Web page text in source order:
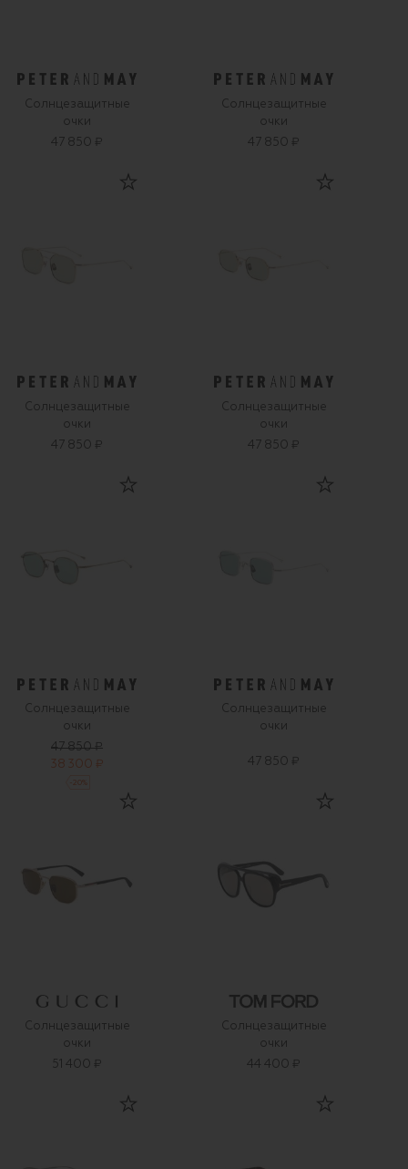
Солнцезащитные
очки
47 850 ₽
Солнцезащитные
очки
47 850 ₽
Солнцезащитные
очки
47 850 ₽
Солнцезащитные
очки
47 850 ₽
Солнцезащитные
очки
47 850 ₽
38 300 ₽
20 %
Солнцезащитные
очки
47 850 ₽
Солнцезащитные
очки
51 400 ₽
Солнцезащитные
очки
44 400 ₽